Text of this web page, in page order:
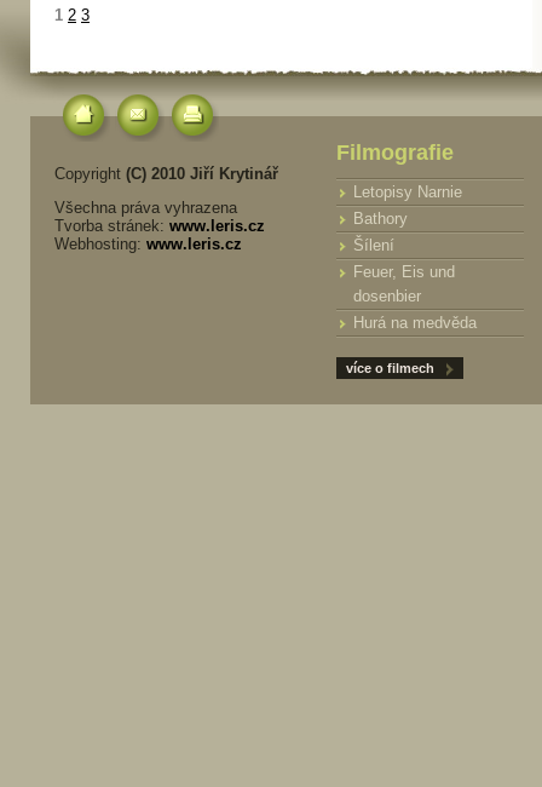
1 2 3
Copyright (C) 2010 Jiří Krytinář
Všechna práva vyhrazena
Tvorba stránek: www.leris.cz
Webhosting: www.leris.cz
Filmografie
Letopisy Narnie
Bathory
Šílení
Feuer, Eis und
dosenbier
Hurá na medvěda
více o filmech